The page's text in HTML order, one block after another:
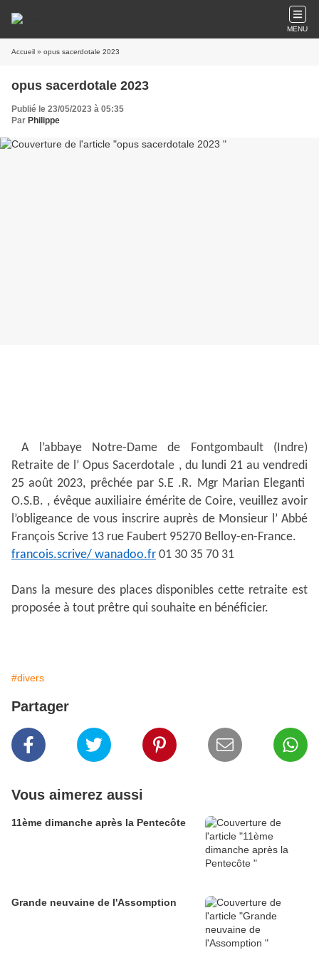
MENU
Accueil » opus sacerdotale 2023
opus sacerdotale 2023
Publié le 23/05/2023 à 05:35
Par Philippe
A l’abbaye Notre-Dame de Fontgombault (Indre)
Retraite de l’ Opus Sacerdotale , du lundi 21 au vendredi
25 août 2023, prêchée par S.E .R. Mgr Marian Eleganti
O.S.B. , évêque auxiliaire émérite de Coire, veuillez avoir
l’obligeance de vous inscrire auprès de Monsieur l’ Abbé
François Scrive 13 rue Faubert 95270 Belloy-en-France.
francois.scrive/ wanadoo.fr 01 30 35 70 31
Dans la mesure des places disponibles cette retraite est
proposée à tout prêtre qui souhaite en bénéficier.
#divers
Partager
Vous aimerez aussi
11ème dimanche après la Pentecôte
Grande neuvaine de l'Assomption